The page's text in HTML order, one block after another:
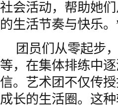
社会活动，帮助她
的生活节奏与快乐。
团员们从零起步
等，在集体排练中
信。艺术团不仅传
成长的生活圈。这